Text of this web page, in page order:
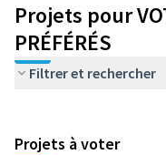
Projets pour
PRÉFÉRÉS
Filtrer et rechercher
Projets à voter